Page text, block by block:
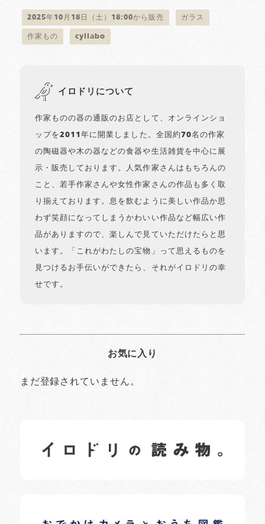
2025年10月18日（土）18:00から販売 ガラス
作家もの cyilabo
イロドリについて
作家ものの器の通販のお店として、オンラインショ
ップを2011年に開業しました。全国約70名の作家
の陶磁器や木の器などの食器や生活雑貨を中心に展
示・販売しております。人気作家さんはもちろんの
こと、若手作家さんや女性作家さんの作品も多く取
り揃えております。息を飲むように美しい作品か思
わず笑顔になってしまうかわいい作品など幅広い作
品がありますので、楽しんで見ていただけたらと思
います。「これがわたしの宝物」って思えるものを
見つけるお手伝いができたら、それがイロドリの幸
せです。
お気に入り
まだ登録されていません。
日常の様子など随時更新中です。
日常の様子など随時更新中です。